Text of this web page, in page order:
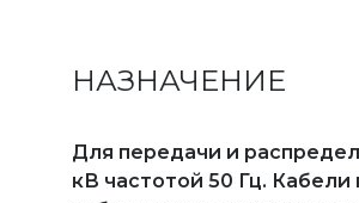
НАЗНАЧЕНИЕ
Для передачи и
кВ частотой 50 Гц.